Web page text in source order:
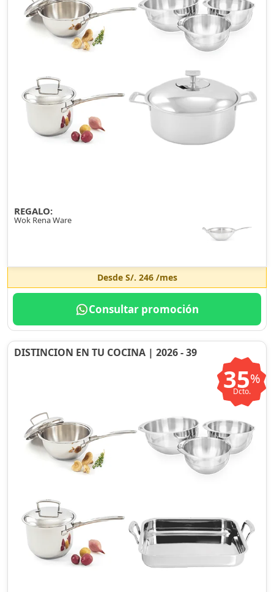
REGALO:
Wok Rena Ware
Desde S/. 246/mes
Consultar promoción
DISTINCION EN TU COCINA | 2026 - 39
35%
Dcto.